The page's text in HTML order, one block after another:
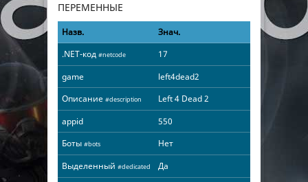
ПЕРЕМЕННЫЕ
Назв.
Знач.
.NET-код #netcode
17
game
left4dead2
Описание #description
Left 4 Dead 2
appid
550
Боты #bots
Нет
Выделенный #dedicated
Да